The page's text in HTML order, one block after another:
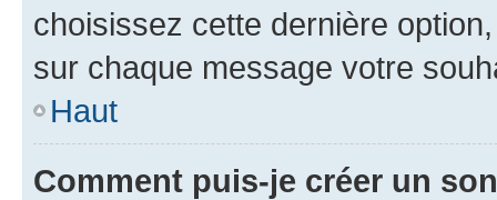
choisissez cette dernière
sur chaque message votre
Haut
Comment puis-je créer un